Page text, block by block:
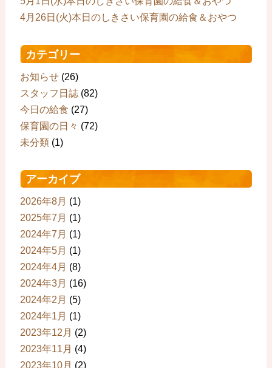
4月26日(火)本日のしきさい保育園の給食＆おやつ
カテゴリー
お知らせ(26)
スタッフ日誌(82)
今日の給食 (27)
保育園の日々 (72)
未分類(1)
アーカイブ
2026年8月 (1)
2025年7月 (1)
2024年7月 (1)
2024年5月 (1)
2024年4月 (8)
2024年3月 (16)
2024年2月 (5)
2024年1月 (1)
2023年12月 (2)
2023年11月 (4)
2023年10月 (2)